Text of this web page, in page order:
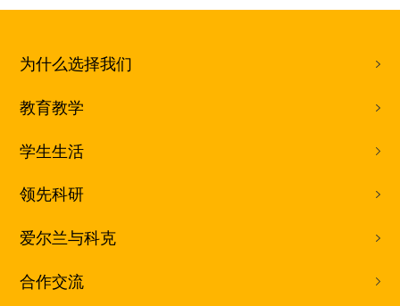
为什么选择我们
教育教学
学生生活
领先科研
爱尔兰与科克
合作交流